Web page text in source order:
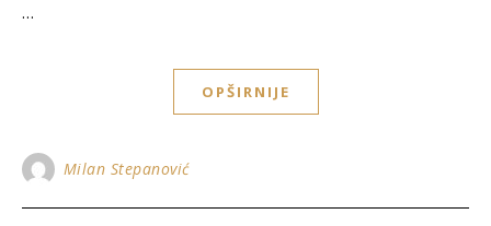
…
OPŠIRNIJE
Milan Stepanović